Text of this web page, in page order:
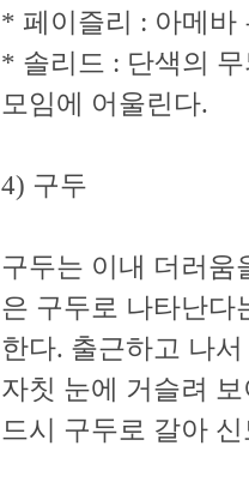
* 페이즐리 : 아메바
* 솔리드 : 단색의
모임에 어울린다.
4) 구두
구두는 이내 더러움
은 구두로 나타난다
한다. 출근하고 나
자칫 눈에 거슬려
드시 구두로 갈아